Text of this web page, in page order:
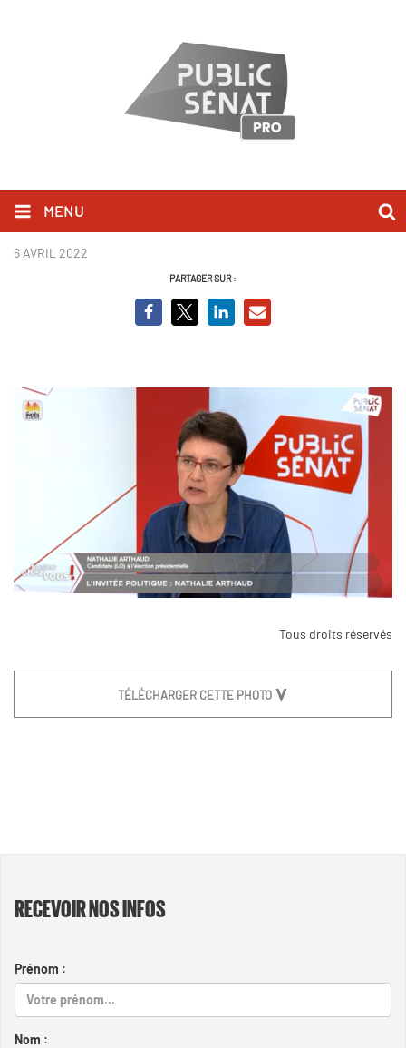
MENU
Capture Nathalie Arthaud.PNG
6 AVRIL 2022
PARTAGER SUR :
Tous droits réservés
TÉLÉCHARGER CETTE PHOTO
RECEVOIR NOS INFOS
Prénom :
Nom :